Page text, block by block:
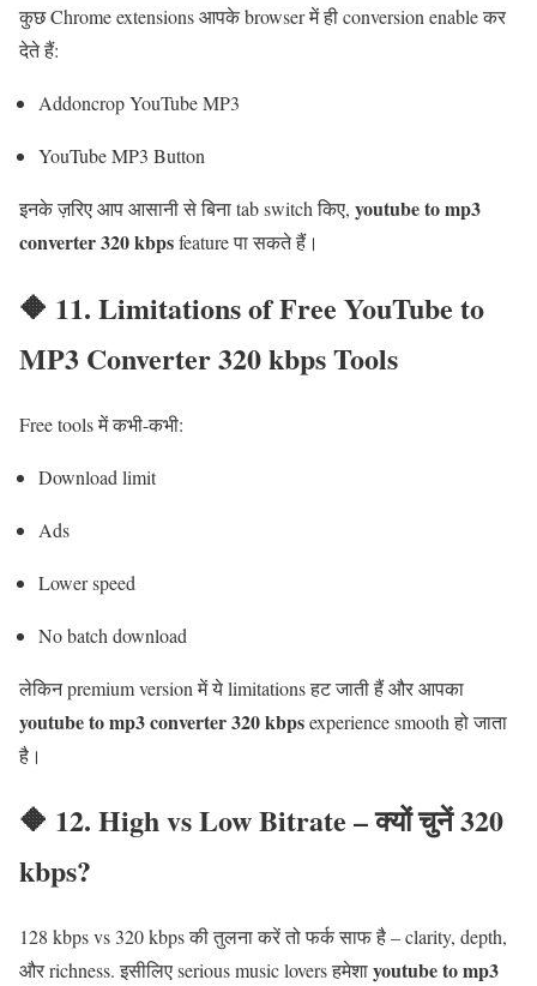
कुछ Chrome extensions आपके browser में ही conversion enable कर
देते हैं:
Addoncrop YouTube MP3
YouTube MP3 Button
इनके ज़रिए आप आसानी से बिना tab switch किए, youtube to mp3
converter 320 kbpsfeature पा सकते हैं।
🔶 11. Limitations of Free YouTube to
MP3 Converter 320 kbps Tools
Free tools में कभी-कभी:
Download limit
Ads
Lower speed
No batch download
लेकिन premium version में ये limitations हट जाती हैं और आपका
youtube to mp3 converter 320 kbpsexperience smooth हो जाता
है।
🔶 12. High vs Low Bitrate – क्यों चुनें 320
kbps?
128 kbps vs 320 kbps की तुलना करें तो फर्क साफ है – clarity, depth,
और richness. इसीलिए serious music lovers हमेशाyoutube to mp3